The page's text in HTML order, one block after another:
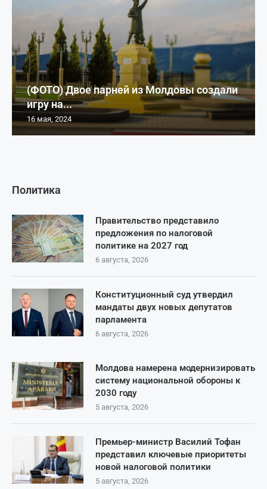
Политика
Правительство представило
предложения по налоговой
политике на 2027 год
6 августа, 2026
Конституционный суд утвердил
мандаты двух новых депутатов
парламента
6 августа, 2026
Молдова намерена модернизировать
систему национальной обороны к
2030 году
5 августа, 2026
Премьер-министр Василий Тофан
представил ключевые приоритеты
новой налоговой политики
5 августа, 2026
(ФОТО) Двое парней из Молдовы создали
игру на...
16 мая, 2024